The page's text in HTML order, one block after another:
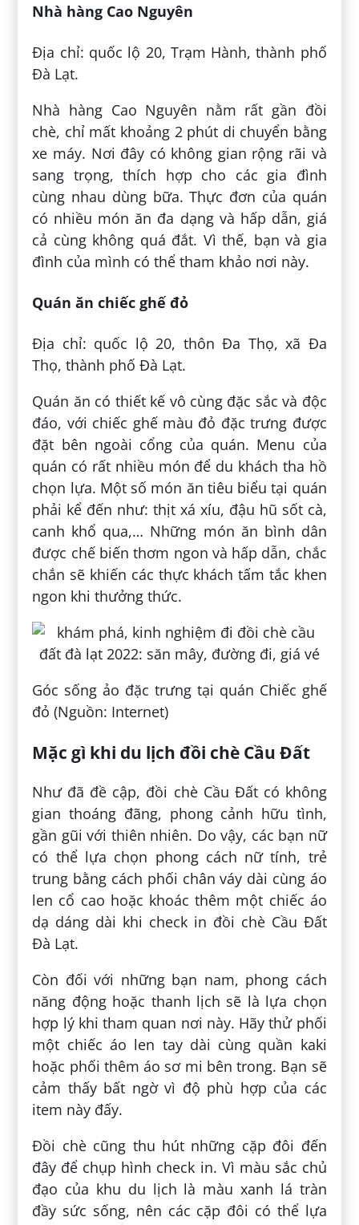
Nhà hàng Cao Nguyên
Địa chỉ: quốc lộ 20, Trạm Hành, thành phố
Đà Lạt.
Nhà hàng Cao Nguyên nằm rất gần đồi
chè, chỉ mất khoảng 2 phút di chuyển bằng
xe máy. Nơi đây có không gian rộng rãi và
sang trọng, thích hợp cho các gia đình
cùng nhau dùng bữa. Thực đơn của quán
có nhiều món ăn đa dạng và hấp dẫn, giá
cả cùng không quá đắt. Vì thế, bạn và gia
đình của mình có thể tham khảo nơi này.
Quán ăn chiếc ghế đỏ
Địa chỉ: quốc lộ 20, thôn Đa Thọ, xã Đa
Thọ, thành phố Đà Lạt.
Quán ăn có thiết kế vô cùng đặc sắc và độc
đáo, với chiếc ghế màu đỏ đặc trưng được
đặt bên ngoài cổng của quán. Menu của
quán có rất nhiều món để du khách tha hồ
chọn lựa. Một số món ăn tiêu biểu tại quán
phải kể đến như: thịt xá xíu, đậu hũ sốt cà,
canh khổ qua,… Những món ăn bình dân
được chế biến thơm ngon và hấp dẫn, chắc
chắn sẽ khiến các thực khách tấm tắc khen
ngon khi thưởng thức.
Góc sống ảo đặc trưng tại quán Chiếc ghế
đỏ (Nguồn: Internet)
Mặc gì khi du lịch đồi chè Cầu Đất
Như đã đề cập, đồi chè Cầu Đất có không
gian thoáng đãng, phong cảnh hữu tình,
gần gũi với thiên nhiên. Do vậy, các bạn nữ
có thể lựa chọn phong cách nữ tính, trẻ
trung bằng cách phối chân váy dài cùng áo
len cổ cao hoặc khoác thêm một chiếc áo
dạ dáng dài khi check in đồi chè Cầu Đất
Đà Lạt.
Còn đối với những bạn nam, phong cách
năng động hoặc thanh lịch sẽ là lựa chọn
hợp lý khi tham quan nơi này. Hãy thử phối
một chiếc áo len tay dài cùng quần kaki
hoặc phối thêm áo sơ mi bên trong. Bạn sẽ
cảm thấy bất ngờ vì độ phù hợp của các
item này đấy.
Đồi chè cũng thu hút những cặp đôi đến
đây để chụp hình check in. Vì màu sắc chủ
đạo của khu du lịch là màu xanh lá tràn
đầy sức sống, nên các cặp đôi có thể lựa